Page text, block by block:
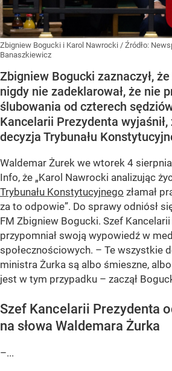
Zbigniew Bogucki i Karol Nawrocki / Źródło:
Banaszkiewicz
Zbigniew Bogucki zaznaczył,
nigdy nie zadeklarował, że nie
ślubowania od czterech
Kancelarii Prezydenta
decyzja Trybunału
Waldemar Żurek we wtorek 4
Info, że „Karol Nawrocki analizując
Trybunału Konstytucyjnego złamał
za to odpowie”. Do sprawy odniósł
FM Zbigniew Bogucki. Szef
przypomniał swoją wypowiedź w
społecznościowych. – Te wszystkie
ministra Żurka są albo śmieszne,
jest w tym przypadku – zaczął
Szef Kancelarii Prezydenta
na słowa Waldemara Żurka
–...